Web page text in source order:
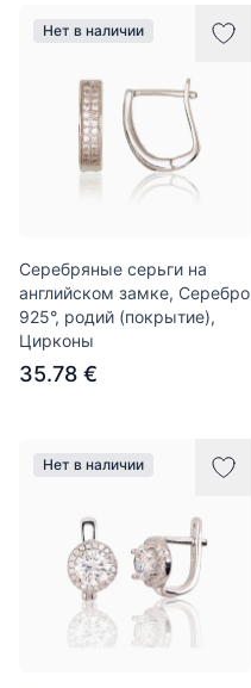
Нет в наличии
Серебряные серьги на
английском замке, Серебро
925°, родий (покрытие),
Цирконы
35.78 €
Нет в наличии